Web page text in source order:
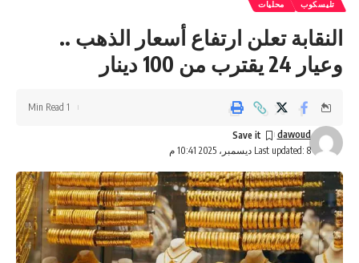
تليسكوب محليات
النقابة تعلن ارتفاع أسعار الذهب ..
وعيار 24 يقترب من 100 دينار
Last updated: 8 ديسمبر، 2025 10:41 م
dawoud
1 Min Read